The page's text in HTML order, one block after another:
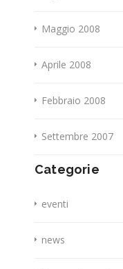
Maggio 2008
Aprile 2008
Febbraio 2008
Settembre 2007
Categorie
eventi
news